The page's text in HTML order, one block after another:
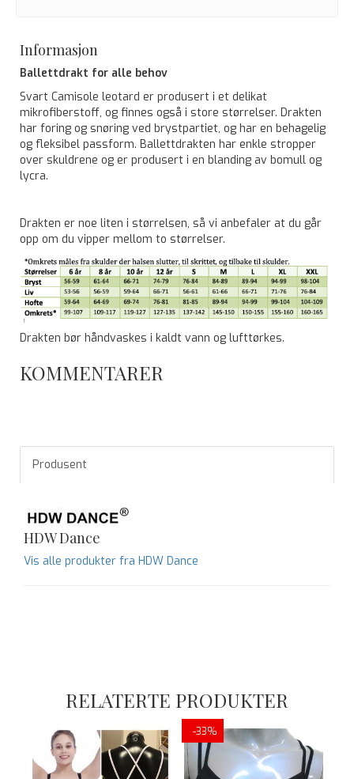
Informasjon
Ballettdrakt for alle behov
Svart Camisole leotard er produsert i et delikat
mikrofiberstoff, og finnes også i store størrelser. Drakten
har foring og snøring ved brystpartiet, og har en behagelig
og fleksibel passform. Ballettdrakten har enkle stropper
over skuldrene og er produsert i en blanding av bomull og
lycra.
Drakten er noe liten i størrelsen, så vi anbefaler at du går
opp om du vipper mellom to størrelser.
Drakten bør håndvaskes i kaldt vann og lufttørkes.
KOMMENTARER
Produsent
HDW Dance
Vis alle produkter fra HDW Dance
RELATERTE PRODUKTER
-33%